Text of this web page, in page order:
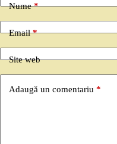
Nume*
Email*
Site web
Adaugă un comentariu *